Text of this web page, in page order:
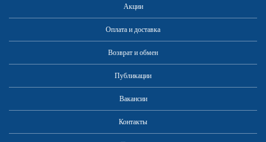
Акции
Оплата и доставка
Возврат и обмен
Публикации
Вакансии
Контакты